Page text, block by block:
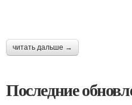
читать дальше →
Последние